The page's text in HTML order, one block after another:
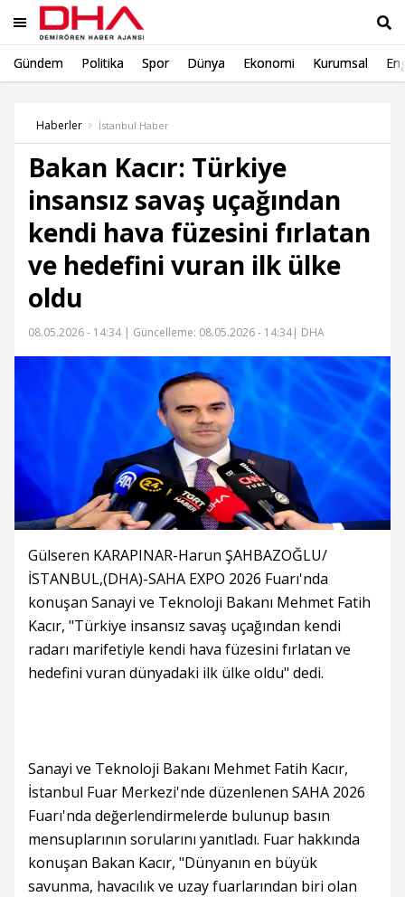
Gündem Politika Spor Dünya Ekonomi Kurumsal
Haberler İstanbul Haber
Bakan Kacır: Türkiye
insansız savaş uçağından
kendi hava füzesini fırlatan
ve hedefini vuran ilk ülke
oldu
08.05.2026 - 14:34 | Güncelleme: 08.05.2026 - 14:34| DHA
Gülseren KARAPINAR-Harun ŞAHBAZOĞLU/
İSTANBUL,(DHA)-SAHA EXPO 2026 Fuarı'nda
konuşan Sanayi ve Teknoloji Bakanı Mehmet Fatih
Kacır, "Türkiye insansız savaş uçağından kendi
radarı marifetiyle kendi hava füzesini fırlatan ve
hedefini vuran dünyadaki ilk ülke oldu" dedi.
Sanayi ve Teknoloji Bakanı Mehmet Fatih Kacır,
İstanbul Fuar Merkezi'nde düzenlenen SAHA 2026
Fuarı'nda değerlendirmelerde bulunup basın
mensuplarının sorularını yanıtladı. Fuar hakkında
konuşan Bakan Kacır, "Dünyanın en büyük
savunma, havacılık ve uzay fuarlarından biri olan